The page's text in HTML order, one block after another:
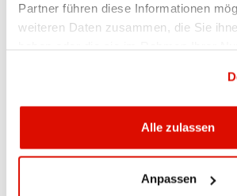
Partner führen diese Informationen
weiteren Daten zusammen, die Sie
Alle zulassen
Anpassen
Hauptsitz Appenzell
071 788 88 00